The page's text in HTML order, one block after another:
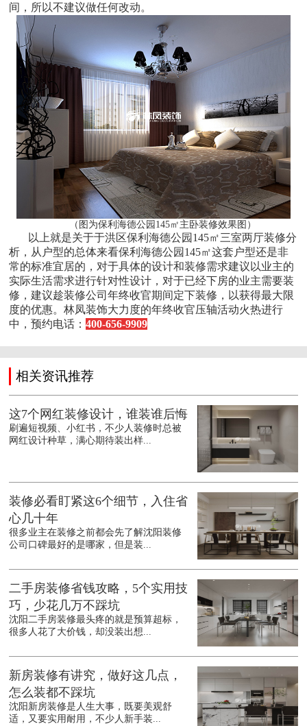
间，所以不建议做任何改动。
（图为保利海德公园145㎡主卧装修效果图）
以上就是关于于洪区保利海德公园145㎡三室两厅装修分
析，从户型的总体来看保利海德公园145㎡这套户型还是非
常的标准宜居的，对于具体的设计和装修需求建议以业主的
实际生活需求进行针对性设计，对于已经下房的业主需要装
修，建议趁装修公司年终收官期间定下装修，以获得最大限
度的优惠。林凤装饰大力度的年终收官压轴活动火热进行
中，预约电话：400-656-9909
相关资讯推荐
这7个网红装修设计，谁装谁后悔
刷遍短视频、小红书，不少人装修时总被
网红设计种草，满心期待装出样...
装修必看盯紧这6个细节，入住省
心几十年
很多业主在装修之前都会先了解沈阳装修
公司口碑最好的是哪家，但是装...
二手房装修省钱攻略，5个实用技
巧，少花几万不踩坑
沈阳二手房装修最头疼的就是预算超标，
很多人花了大价钱，却没装出想...
新房装修有讲究，做好这几点，
怎么装都不踩坑
沈阳新房装修是人生大事，既要美观舒
适，又要实用耐用，不少人新手装...